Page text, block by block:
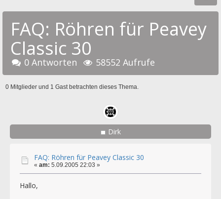
FAQ: Röhren für Peavey
Classic 30
0 Antworten 58552 Aufrufe
0 Mitglieder und 1 Gast betrachten dieses Thema.
Dirk
FAQ: Röhren für Peavey Classic 30
« am: 5.09.2005 22:03 »
Hallo,